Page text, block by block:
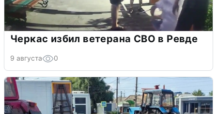
Черкас избил ветерана СВО в Ревде
9 августа 0